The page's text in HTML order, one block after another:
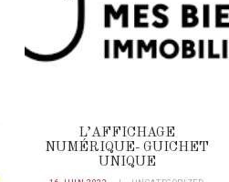
L’AFFICHAGE
NUMÉRIQUE- GUICHET
UNIQUE